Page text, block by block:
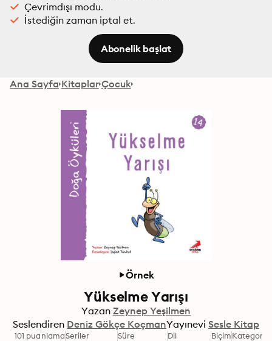
Çevrimdışı modu.
İstediğin zaman iptal et.
Abonelik başlat
Ana Sayfa Kitaplar Çocuk
Örnek
Yükselme Yarışı
Yazan Zeynep Yeşilmen
Seslendiren Deniz Gökçe KoçmanYayınevi Sesle Kitap
101 puanlamaSeriler Süre Dil BiçimKategori